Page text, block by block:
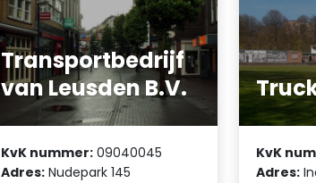
Transportbedrijf
van Leusden B.V.
KvK nummer: 09040045
Adres: Nudepark 145
KvK
Adres: